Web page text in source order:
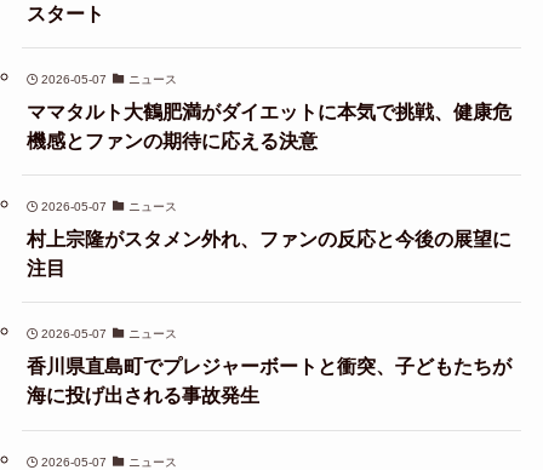
スタート
2026-05-07 ニュース
ママタルト大鶴肥満がダイエットに本気で挑戦、健康危
機感とファンの期待に応える決意
2026-05-07 ニュース
村上宗隆がスタメン外れ、ファンの反応と今後の展望に
注目
2026-05-07 ニュース
香川県直島町でプレジャーボートと衝突、子どもたちが
海に投げ出される事故発生
2026-05-07 ニュース